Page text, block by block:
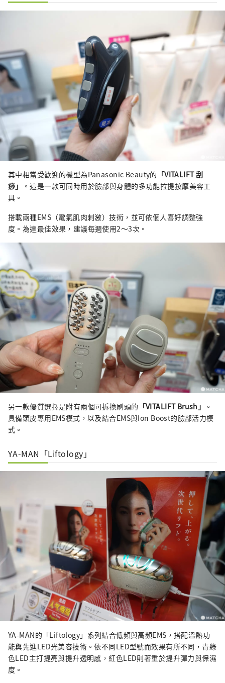
其中相當受歡迎的機型為Panasonic Beauty的 「VITALIFT 刮
痧」
。這是一款可同時用於臉部與身體的多功能拉提按摩美容工
具。
搭載兩種EMS（電氣肌肉刺激）技術，並可依個人喜好調整強
度。為達最佳效果，建議每週使用2～3次。
另一款優質選擇是附有兩個可拆換刷頭的 「VITALIFT Brush」
。
具備頭皮專用EMS模式，以及結合EMS與Ion Boost的臉部活力模
式。
YA-MAN「Liftology」
YA-MAN的「Liftology」系列結合低頻與高頻EMS，搭配溫熱功
能與先進LED光美容技術。依不同LED型號而效果有所不同，青綠
色LED主打提亮與提升透明感，紅色LED則著重於提升彈力與保濕
度。